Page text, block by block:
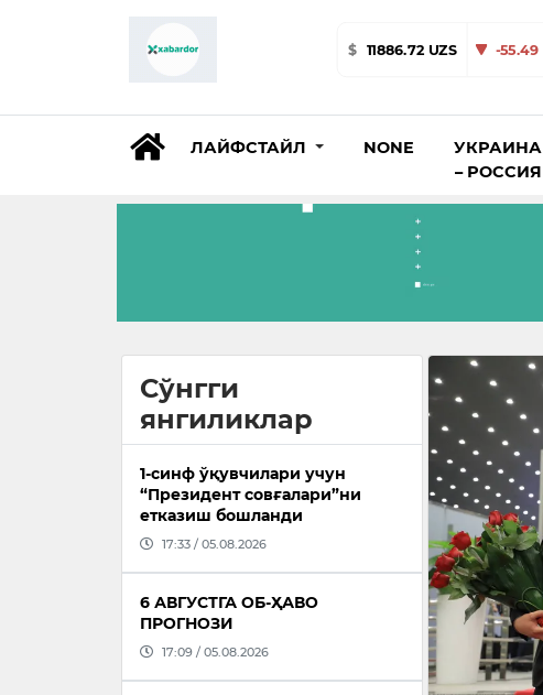
$ 11886.72 UZS -55.49
ЛАЙФСТАЙЛ NONE
УКРАИНА
– РОССИЯ
Сўнгги
янгиликлар
1-синф ўқувчилари учун
“Президент совғалари”ни
етказиш бошланди
17:33 / 05.08.2026
6 АВГУСТГА ОБ-ҲАВО
ПРОГНОЗИ
17:09 / 05.08.2026